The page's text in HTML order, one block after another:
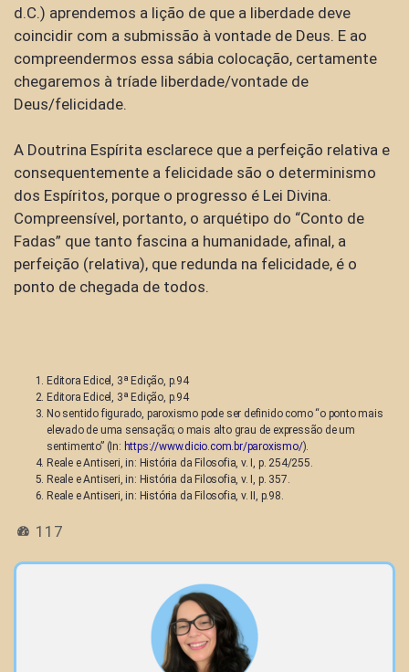
d.C.) aprendemos a lição de que a liberdade deve
coincidir com a submissão à vontade de Deus. E ao
compreendermos essa sábia colocação, certamente
chegaremos à tríade liberdade/vontade de
Deus/felicidade.
A Doutrina Espírita esclarece que a perfeição relativa e
consequentemente a felicidade são o determinismo
dos Espíritos, porque o progresso é Lei Divina.
Compreensível, portanto, o arquétipo do “Conto de
Fadas” que tanto fascina a humanidade, afinal, a
perfeição (relativa), que redunda na felicidade, é o
ponto de chegada de todos.
Editora Edicel, 3ª Edição, p.94
Editora Edicel, 3ª Edição, p.94
No sentido figurado, paroxismo pode ser definido como “o ponto mais
elevado de uma sensação; o mais alto grau de expressão de um
sentimento” (In: https://www.dicio.com.br/paroxismo/).
Reale e Antiseri, in: História da Filosofia, v. I, p. 254/255.
Reale e Antiseri, in: História da Filosofia, v. I, p. 357.
Reale e Antiseri, in: História da Filosofia, v. II, p.98.
117